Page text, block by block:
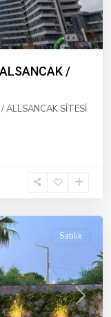
/
ALLSANCAK SİTESİ
Next
Satılık